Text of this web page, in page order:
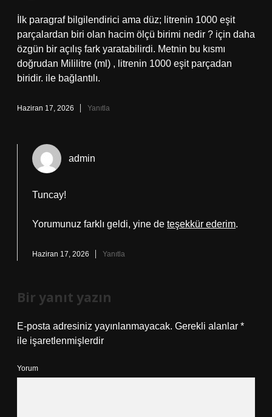
İlk paragraf bilgilendirici ama düz; litrenin 1000 eşit
parçalardan biri olan hacim ölçü birimi nedir ? için daha
özgün bir açılış fark yaratabilirdi. Metnin bu kısmı
doğrudan Mililitre (ml) , litrenin 1000 eşit parçadan
biridir. ile bağlantılı.
Haziran 17, 2026 Yanıtla
admin
Tuncay!
Yorumunuz farklı geldi, yine de teşekkür ederim.
Haziran 17, 2026 Yanıtla
Bir yanıt yazın
E-posta adresiniz yayınlanmayacak. Gerekli alanlar *
ile işaretlenmişlerdir
Yorum